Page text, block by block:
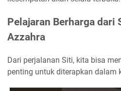
Pelajaran Berharga dari
Azzahra
Dari perjalanan Siti, kita bisa
penting untuk diterapkan dalam